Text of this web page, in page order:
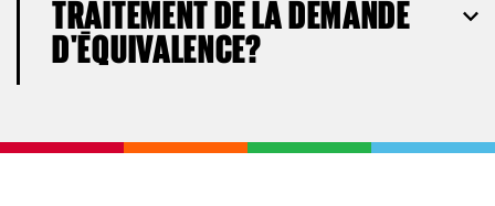
TRAITEMENT DE LA DEMANDE
D'ÉQUIVALENCE?